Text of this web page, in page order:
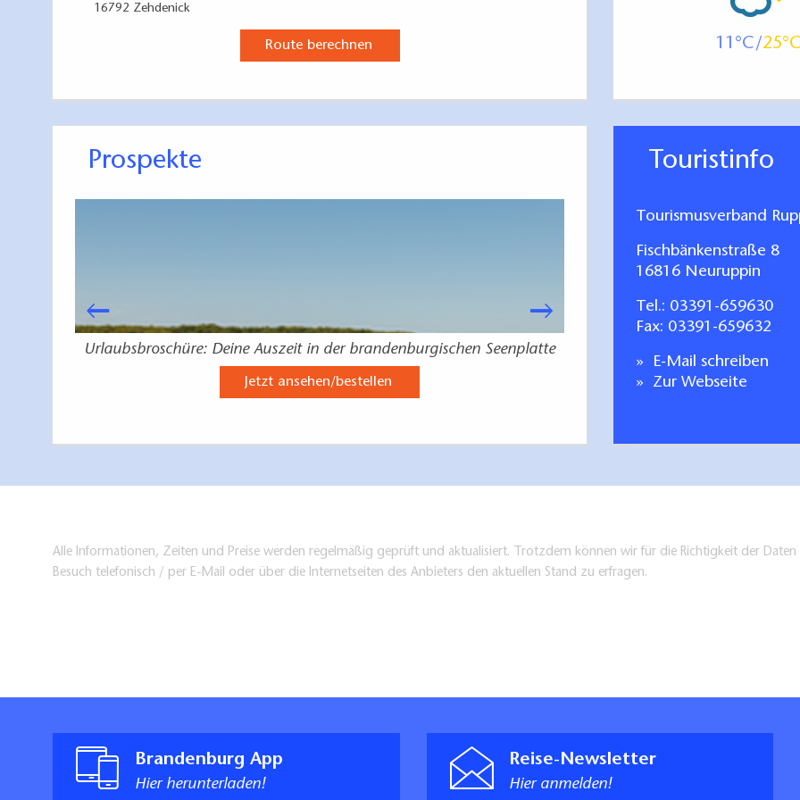
Weitere detaillierte Informationen über die Gewässer, Schleusen und
Versorgungsmöglichkeiten entlang der Strecke bieten der
"Törnatlas
"Törnplaner - Mecklenburgische und Märkische Gewässer“
des Verlags Quick Maritim Medien.
16792 Zehdenick
Route berechnen 11 25
Prospekte
Urlaubsbroschüre: Deine Auszeit in der brandenburgischen Seenplatte
Jetzt ansehen/bestellen Jetzt
Touristinfo
Tourismusverband
Fischbänkenstraße 8
16816 Neuruppin
Tel.: 03391-659630
Fax: 03391-659632
E-Mail schreiben
Zur Webseite
Alle Informationen, Zeiten und Preise werden regelmäßig geprüft und aktualisiert. Trotzdem können wir für die Richtigkeit der
Besuch telefonisch / per E-Mail oder über die Internetseiten des Anbieters den aktuellen Stand zu erfragen.
Brandenburg App
Hier herunterladen!
Reise-Newsletter
Hier anmelden!